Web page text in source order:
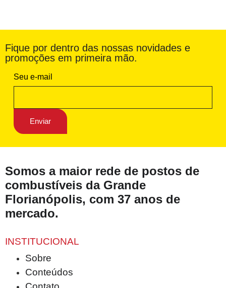
Fique por dentro das nossas novidades e
promoções em primeira mão.
Seu e-mail
Somos a maior rede de postos de
combustíveis da Grande
Florianópolis, com 37 anos de
mercado.
INSTITUCIONAL
Sobre
Conteúdos